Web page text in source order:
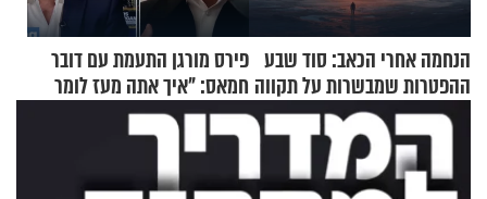
הנחמה אחרי הכאב: סוד שבע
ההפטרות שמבשרות על תקווה
וגאולה
פירס מורגן התעמת עם דובר
חמאס: "איך אתה מעז לומר
שלא ביצעתם פשעי מלחמה?!"